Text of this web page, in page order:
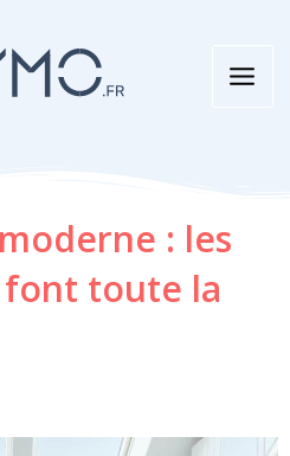
: les
toute la